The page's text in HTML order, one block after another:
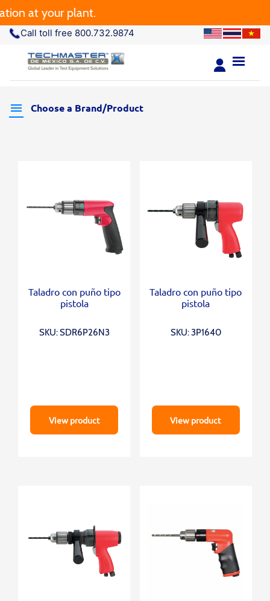
at your plant.
Call toll free 800.732.9874
Taladro con puño tipo
pistola
SKU: SDR6P26N3
View product
Taladro con puño tipo
pistola
SKU: 3P1640
View product
Choose a Brand/Product